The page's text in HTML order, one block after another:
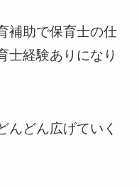
補助で保育士の仕
士経験ありになり
んどん広げていく